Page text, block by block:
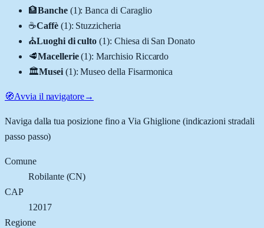
🏦Banche (1):Banca di Caraglio
☕Caffè (1): Stuzzicheria
⛪Luoghi di culto (1): Chiesa di San Donato
🥩Macellerie (1):Marchisio Riccardo
🏛️Musei (1):Museo della Fisarmonica
🧭Avvia il navigatore→
Naviga dalla tua posizione fino aVia Ghiglione(indicazioni stradali
passo passo)
Comune
Robilante(CN)
CAP
12017
Regione